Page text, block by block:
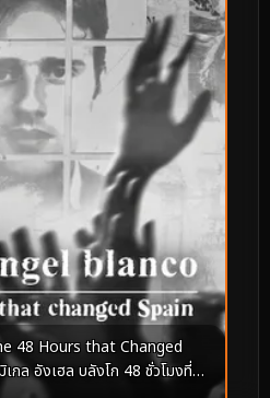
48 Hours that Changed
กล อังเฮล บลังโก 48 ชั่วโมงที่